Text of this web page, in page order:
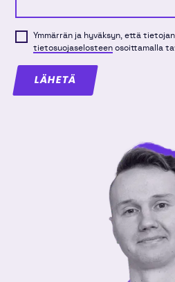
Ymmärrän ja hyväksyn, että
tietosuojaselosteenosoittamalla